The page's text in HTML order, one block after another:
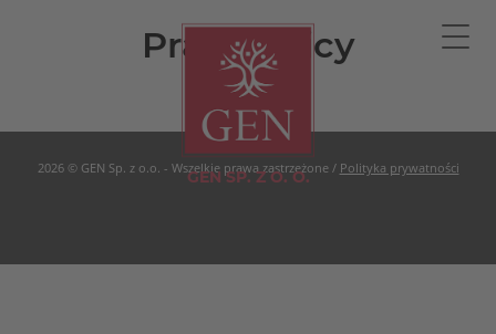
GEN SP. Z O. O.
Pracownicy
2026 © GEN Sp. z o.o. - Wszelkie prawa zastrzeżone / Polityka prywatności